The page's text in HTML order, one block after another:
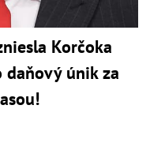
Korčoka
daňový únik za